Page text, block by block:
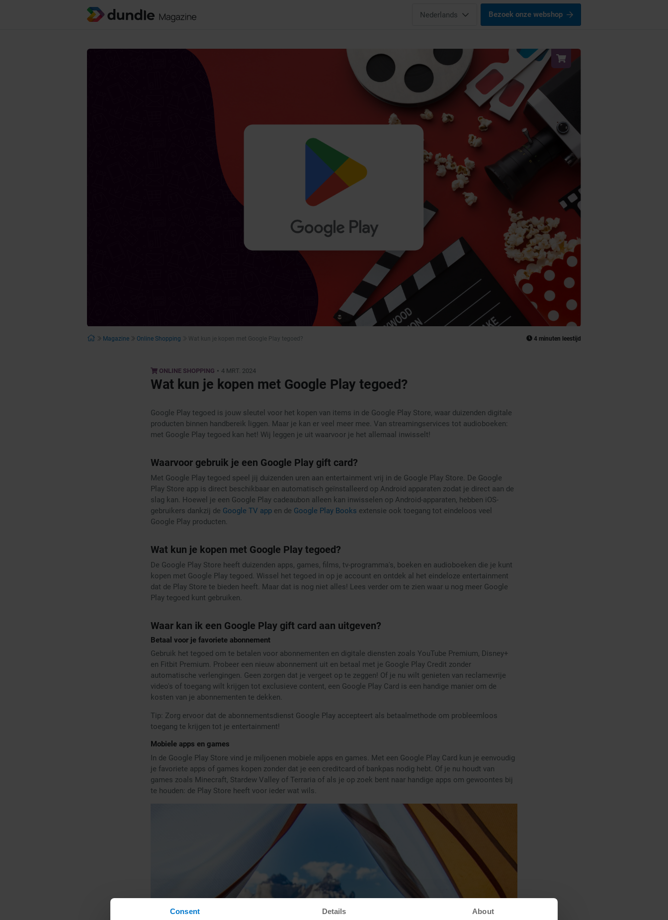
Consent Details About
Nederlands Bezoek onze webshop
Magazine Online Shopping Wat kun je kopen met Google Play tegoed? 4 minuten leestijd
ONLINE SHOPPING • 4 MRT. 2024
Wat kun je kopen met Google Play tegoed?
Google Play tegoed is jouw sleutel voor het kopen van items in de Google Play Store, waar duizenden digitale
producten binnen handbereik liggen. Maar je kan er veel meer mee. Van streamingservices tot audioboeken:
met Google Play tegoed kan het! Wij leggen je uit waarvoor je het allemaal inwisselt!
Waarvoor gebruik je een Google Play gift card?
Met Google Play tegoed speel jij duizenden uren aan entertainment vrij in de Google Play Store. De Google
Play Store app is direct beschikbaar en automatisch geïnstalleerd op Android apparaten zodat je direct aan de
slag kan. Hoewel je een Google Play cadeaubon alleen kan inwisselen op Android-apparaten, hebben iOS-
gebruikers dankzij de Google TV appen de Google Play Books extensie ook toegang tot eindeloos veel
Google Play producten.
Wat kun je kopen met Google Play tegoed?
De Google Play Store heeft duizenden apps, games, films, tv-programma's, boeken en audioboeken die je kunt
kopen met Google Play tegoed. Wissel het tegoed in op je account en ontdek al het eindeloze entertainment
dat de Play Store te bieden heeft. Maar dat is nog niet alles! Lees verder om te zien waar u nog meer Google
Play tegoed kunt gebruiken.
Waar kan ik een Google Play gift card aan uitgeven?
Betaal voor je favoriete abonnement
Gebruik het tegoed om te betalen voor abonnementen en digitale diensten zoals YouTube Premium, Disney+
en Fitbit Premium. Probeer een nieuw abonnement uit en betaal met je Google Play Credit zonder
automatische verlengingen. Geen zorgen dat je vergeet op te zeggen! Of je nu wilt genieten van reclamevrije
video's of toegang wilt krijgen tot exclusieve content, een Google Play Card is een handige manier om de
kosten van je abonnementen te dekken.
Tip: Zorg ervoor dat de abonnementsdienst Google Play accepteert als betaalmethode om probleemloos
toegang te krijgen tot je entertainment!
Mobiele apps en games
In de Google Play Store vind je miljoenen mobiele apps en games. Met een Google Play Card kun je eenvoudig
je favoriete apps of games kopen zonder dat je een creditcard of bankpas nodig hebt. Of je nu houdt van
games zoals Minecraft, Stardew Valley of Terraria of als je op zoek bent naar handige apps om gewoontes bij
te houden: de Play Store heeft voor ieder wat wils.